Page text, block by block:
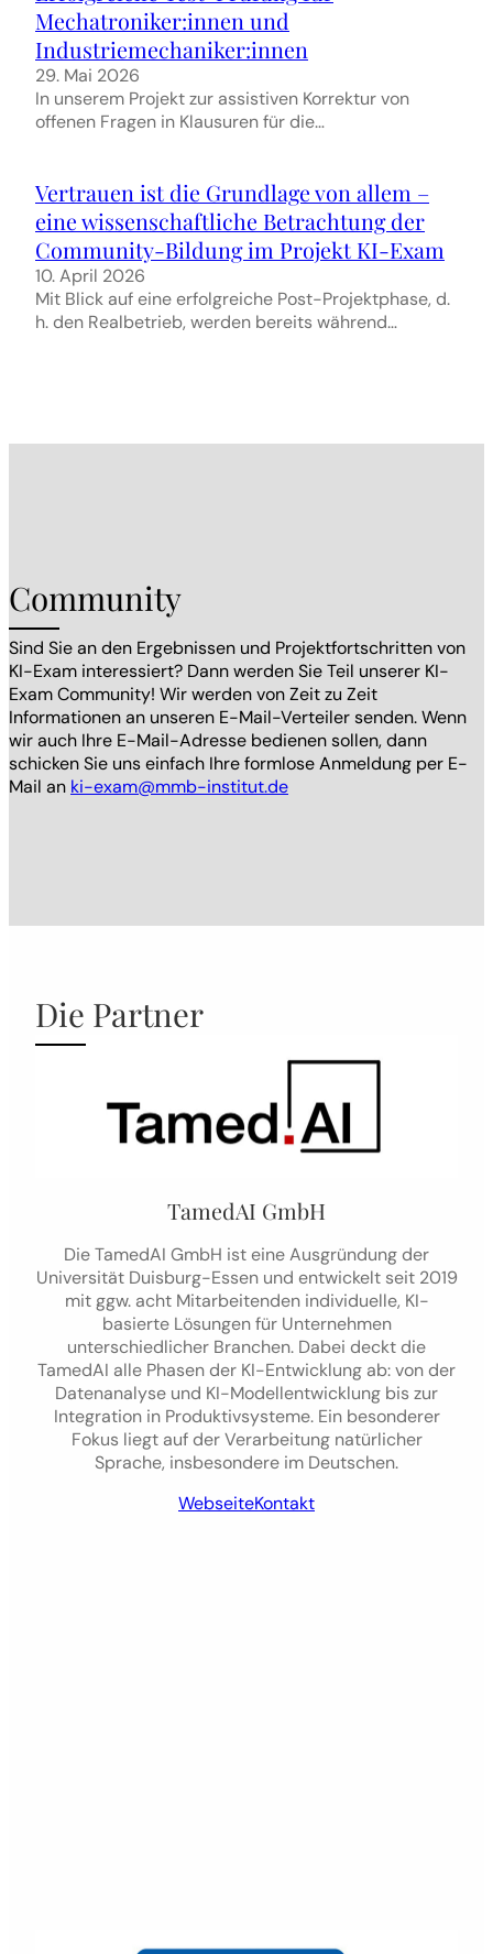
Mechatroniker:innen und
Industriemechaniker:innen
29. Mai 2026
In unserem Projekt zur assistiven Korrektur von
offenen Fragen in Klausuren für die…
Vertrauen ist die Grundlage von allem –
eine wissenschaftliche Betrachtung der
Community-Bildung im Projekt KI-Exam
10. April 2026
Mit Blick auf eine erfolgreiche Post-Projektphase, d.
h. den Realbetrieb, werden bereits während…
Community
Sind Sie an den Ergebnissen und Projektfortschritten von
KI-Exam interessiert? Dann werden Sie Teil unserer KI-
Exam Community! Wir werden von Zeit zu Zeit
Informationen an unseren E-Mail-Verteiler senden. Wenn
wir auch Ihre E-Mail-Adresse bedienen sollen, dann
schicken Sie uns einfach Ihre formlose Anmeldung per E-
Mail an ki-exam@mmb-institut.de
Die Partner
TamedAI GmbH
Die TamedAI GmbH ist eine Ausgründung der
Universität Duisburg-Essen und entwickelt seit 2019
mit ggw. acht Mitarbeitenden individuelle, KI-
basierte Lösungen für Unternehmen
unterschiedlicher Branchen. Dabei deckt die
TamedAI alle Phasen der KI-Entwicklung ab: von der
Datenanalyse und KI-Modellentwicklung bis zur
Integration in Produktivsysteme. Ein besonderer
Fokus liegt auf der Verarbeitung natürlicher
Sprache, insbesondere im Deutschen.
WebseiteKontakt